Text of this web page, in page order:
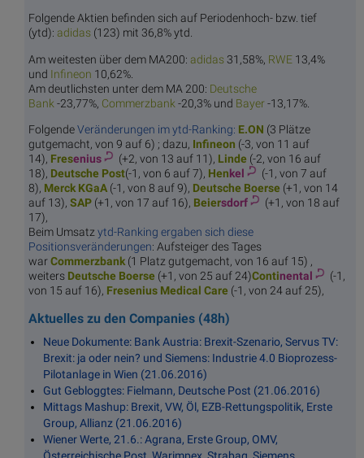
Folgende Aktien befinden sich auf Periodenhoch- bzw. tief
(ytd): adidas (123) mit 36,8% ytd.
Am weitesten über dem MA200: adidas31,58%, RWE 13,4%
und Infineon 10,62%.
Am deutlichsten unter dem MA 200: Deutsche
Bank -23,77%, Commerzbank -20,3% und Bayer-13,17%.
FolgendeVeränderungen im ytd-Ranking: E.ON (3 Plätze
gutgemacht, von 9 auf 6) ; dazu, Infineon (-3, von 11 auf
14), Fresenius (+2, von 13 auf 11), Linde (-2, von 16 auf
18), Deutsche Post(-1, von 6 auf 7), Henkel
(-1, von 7 auf
8), MerckKGaA (-1, von 8 auf 9), Deutsche Boerse (+1, von 14
auf 13), SAP (+1, von 17 auf 16), Beiersdorf
(+1, von 18 auf
17),
Beim Umsatzytd-Ranking ergaben sich diese
Positionsveränderungen: Aufsteiger des Tages
warCommerzbank(1 Platz gutgemacht, von 16 auf 15) ,
weiters Deutsche Boerse (+1, von 25 auf 24)Continental
(-1,
von 15 auf 16), Fresenius Medical Care (-1, von 24 auf 25),
Aktuelles zu den Companies (48h)
Neue Dokumente: Bank Austria: Brexit-Szenario, Servus TV:
Brexit: ja oder nein? und Siemens: Industrie 4.0 Bioprozess-
Pilotanlage in Wien (21.06.2016)
Gut Gebloggtes: Fielmann, Deutsche Post (21.06.2016)
Mittags Mashup: Brexit, VW, Öl, EZB-Rettungspolitik, Erste
Group, Allianz (21.06.2016)
Wiener Werte, 21.6.: Agrana, Erste Group, OMV,